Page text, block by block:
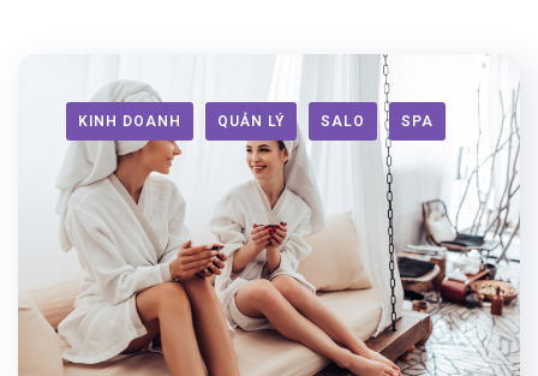
KINH DOANH QUẢN LÝ SALO SPA